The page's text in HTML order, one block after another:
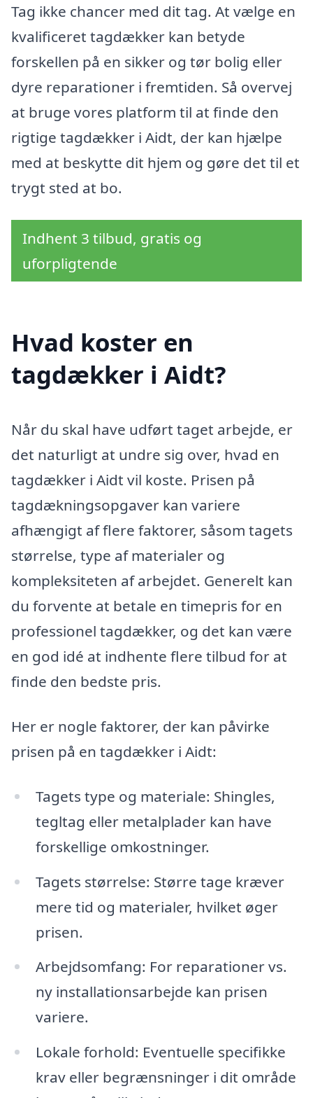
Tag ikke chancer med dit tag. At vælge en
kvalificeret tagdækker kan betyde
forskellen på en sikker og tør bolig eller
dyre reparationer i fremtiden. Så overvej
at bruge vores platform til at finde den
rigtige tagdækker i Aidt, der kan hjælpe
med at beskytte dit hjem og gøre det til et
trygt sted at bo.
Indhent 3 tilbud, gratis og
uforpligtende
Hvad koster en
tagdækker i Aidt?
Når du skal have udført taget arbejde, er
det naturligt at undre sig over, hvad en
tagdækker i Aidt vil koste. Prisen på
tagdækningsopgaver kan variere
afhængigt af flere faktorer, såsom tagets
størrelse, type af materialer og
kompleksiteten af arbejdet. Generelt kan
du forvente at betale en timepris for en
professionel tagdækker, og det kan være
en god idé at indhente flere tilbud for at
finde den bedste pris.
Her er nogle faktorer, der kan påvirke
prisen på en tagdækker i Aidt:
Tagets type og materiale: Shingles,
tegltag eller metalplader kan have
forskellige omkostninger.
Tagets størrelse: Større tage kræver
mere tid og materialer, hvilket øger
prisen.
Arbejdsomfang: For reparationer vs.
ny installationsarbejde kan prisen
variere.
Lokale forhold: Eventuelle specifikke
krav eller begrænsninger i dit område